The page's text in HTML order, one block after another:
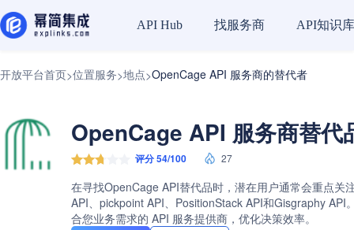
API Hub 找服务商 API知识库
开放平台首页>位置服务>地点>OpenCage API 服务商的替代者
OpenCage API 服务商替代
评分 54/100 27
在寻找OpenCage API替代品时，潜在用户通常会重点
API、pickpoint API、PositionStack API和Gisgraphy
合您业务需求的 API 服务提供商，优化决策效率。